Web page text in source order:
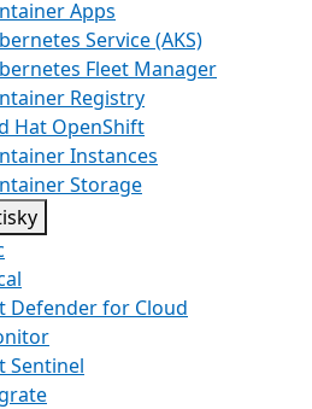
Apps
Service (AKS)
Fleet Manager
Registry
Hat OpenShift
Instances
Storage
Defender for Cloud
Sentinel